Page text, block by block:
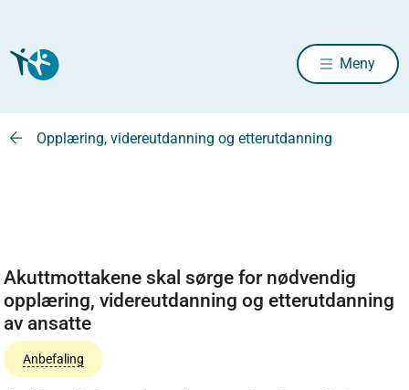
Meny
Opplæring, videreutdanning og etterutdanning
Akuttmottakene skal sørge for nødvendig
opplæring, videreutdanning og etterutdanning
av ansatte
Anbefaling